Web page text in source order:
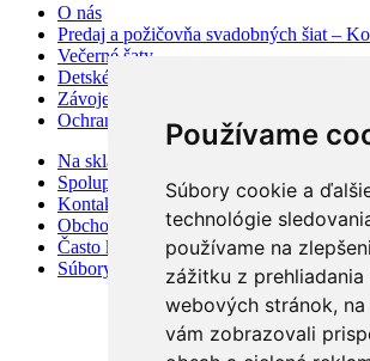
Používame
Súbory cookie a
technológie
používame na
zážitku z prehliadania
webových stránok,
vám zobrazovali
O nás
Predaj a požičovňa svadobných šiat –
Večerné šaty
Detské šaty
Závoje a doplnky
Ochrana osobných údajov
Na sklade
Spolupráca
Kontakt
Obchodné podmienky
Často kladené otázky
Súbory cookies